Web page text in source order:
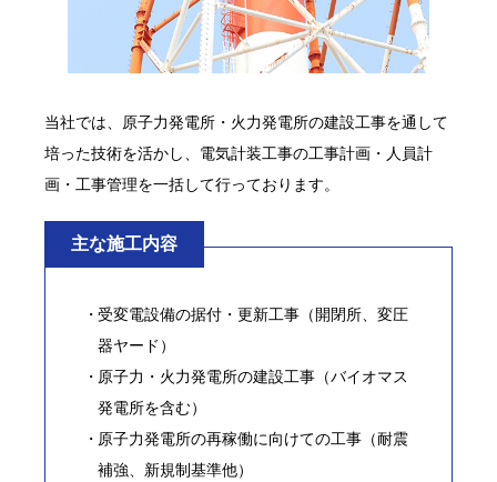
当社では、原子力発電所・火力発電所の建設工事を通して
培った技術を活かし、電気計装工事の工事計画・人員計
画・工事管理を一括して行っております。
主な施工内容
受変電設備の据付・更新工事（開閉所、変圧
器ヤード）
原子力・火力発電所の建設工事（バイオマス
発電所を含む）
原子力発電所の再稼働に向けての工事（耐震
補強、新規制基準他）